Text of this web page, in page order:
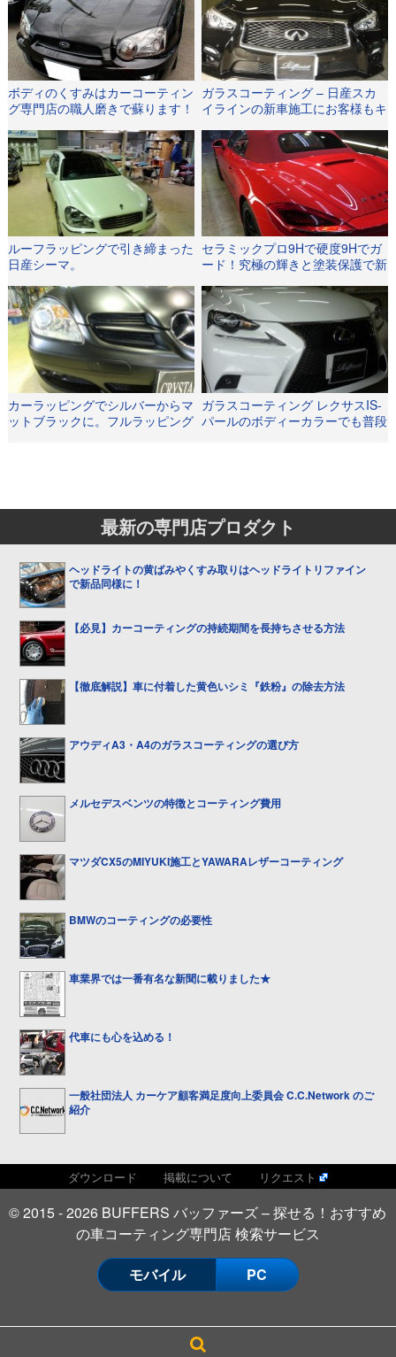
ボディのくすみはカーコーティン
グ専門店の職人磨きで蘇ります！
ガラスコーティング – 日産スカ
イラインの新車施工にお客様もキ
ルーフラッピングで引き締まった
日産シーマ。
セラミックプロ9Hで硬度9Hでガ
ード！究極の輝きと塗装保護で新
カーラッピングでシルバーからマ
ットブラックに。フルラッピング
ガラスコーティング レクサスIS-
パールのボディーカラーでも普段
最新の専門店プロダクト
ヘッドライトの黄ばみやくすみ取りはヘッドライトリファイン
で新品同様に！
【必見】カーコーティングの持続期間を長持ちさせる方法
【徹底解説】車に付着した黄色いシミ『鉄粉』の除去方法
アウディA3・A4のガラスコーティングの選び方
メルセデスベンツの特徴とコーティング費用
マツダCX5のMIYUKI施工とYAWARAレザーコーティング
BMWのコーティングの必要性
車業界では一番有名な新聞に載りました★
代車にも心を込める！
一般社団法人 カーケア顧客満足度向上委員会 C.C.Network のご
紹介
ダウンロード 掲載について リクエスト
© 2015 - 2026 BUFFERS バッファーズ – 探せる！おすすめ
の車コーティング専門店 検索サービス
モバイル PC